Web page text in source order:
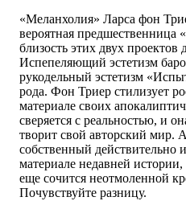
«Меланхолия» Ларса фон
вероятная предшественница
близость этих двух проектов
Испепеляющий эстетизм
рукодельный эстетизм
рода. Фон Триер стилизует
материале своих
сверяется с реальностью, и
творит свой авторский мир.
собственный действительно
материале недавней
еще сочится неотмоленной
Почувствуйте разницу.